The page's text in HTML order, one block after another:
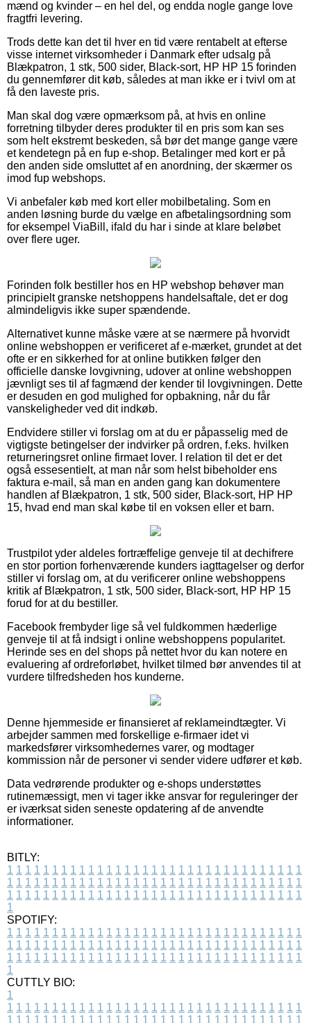
mænd og kvinder – en hel del, og endda nogle gange love
fragtfri levering.
Trods dette kan det til hver en tid være rentabelt at efterse
visse internet virksomheder i Danmark efter udsalg på
Blækpatron, 1 stk, 500 sider, Black-sort, HP HP 15 forinden
du gennemfører dit køb, således at man ikke er i tvivl om at
få den laveste pris.
Man skal dog være opmærksom på, at hvis en online
forretning tilbyder deres produkter til en pris som kan ses
som helt ekstremt beskeden, så bør det mange gange være
et kendetegn på en fup e-shop. Betalinger med kort er på
den anden side omsluttet af en anordning, der skærmer os
imod fup webshops.
Vi anbefaler køb med kort eller mobilbetaling. Som en
anden løsning burde du vælge en afbetalingsordning som
for eksempel ViaBill, ifald du har i sinde at klare beløbet
over flere uger.
Forinden folk bestiller hos en HP webshop behøver man
principielt granske netshoppens handelsaftale, det er dog
almindeligvis ikke super spændende.
Alternativet kunne måske være at se nærmere på hvorvidt
online webshoppen er verificeret af e-mærket, grundet at det
ofte er en sikkerhed for at online butikken følger den
officielle danske lovgivning, udover at online webshoppen
jævnligt ses til af fagmænd der kender til lovgivningen. Dette
er desuden en god mulighed for opbakning, når du får
vanskeligheder ved dit indkøb.
Endvidere stiller vi forslag om at du er påpasselig med de
vigtigste betingelser der indvirker på ordren, f.eks. hvilken
returneringsret online firmaet lover. I relation til det er det
også essesentielt, at man når som helst bibeholder ens
faktura e-mail, så man en anden gang kan dokumentere
handlen af Blækpatron, 1 stk, 500 sider, Black-sort, HP HP
15, hvad end man skal købe til en voksen eller et barn.
Trustpilot yder aldeles fortræffelige genveje til at dechifrere
en stor portion forhenværende kunders iagttagelser og derfor
stiller vi forslag om, at du verificerer online webshoppens
kritik af Blækpatron, 1 stk, 500 sider, Black-sort, HP HP 15
forud for at du bestiller.
Facebook frembyder lige så vel fuldkommen hæderlige
genveje til at få indsigt i online webshoppens popularitet.
Herinde ses en del shops på nettet hvor du kan notere en
evaluering af ordreforløbet, hvilket tilmed bør anvendes til at
vurdere tilfredsheden hos kunderne.
Denne hjemmeside er finansieret af reklameindtægter. Vi
arbejder sammen med forskellige e-firmaer idet vi
markedsfører virksomhedernes varer, og modtager
kommission når de personer vi sender videre udfører et køb.
Data vedrørende produkter og e-shops understøttes
rutinemæssigt, men vi tager ikke ansvar for reguleringer der
er iværksat siden seneste opdatering af de anvendte
informationer.
BITLY:
1 1 1 1 1 1 1 1 1 1 1 1 1 1 1 1 1 1 1 1 1 1 1 1 1 1 1 1 1 1 1 1 1
1 1 1 1 1 1 1 1 1 1 1 1 1 1 1 1 1 1 1 1 1 1 1 1 1 1 1 1 1 1 1 1 1
1 1 1 1 1 1 1 1 1 1 1 1 1 1 1 1 1 1 1 1 1 1 1 1 1 1 1 1 1 1 1 1 1
1
SPOTIFY:
1 1 1 1 1 1 1 1 1 1 1 1 1 1 1 1 1 1 1 1 1 1 1 1 1 1 1 1 1 1 1 1 1
1 1 1 1 1 1 1 1 1 1 1 1 1 1 1 1 1 1 1 1 1 1 1 1 1 1 1 1 1 1 1 1 1
1 1 1 1 1 1 1 1 1 1 1 1 1 1 1 1 1 1 1 1 1 1 1 1 1 1 1 1 1 1 1 1 1
1
CUTTLY BIO:
1
1 1 1 1 1 1 1 1 1 1 1 1 1 1 1 1 1 1 1 1 1 1 1 1 1 1 1 1 1 1 1 1 1
1 1 1 1 1 1 1 1 1 1 1 1 1 1 1 1 1 1 1 1 1 1 1 1 1 1 1 1 1 1 1 1 1